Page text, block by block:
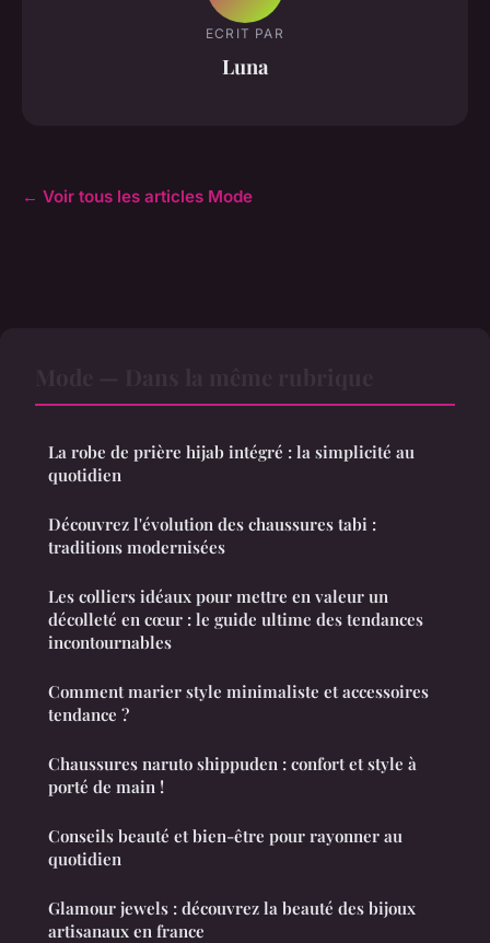
ECRIT PAR
Luna
← Voir tous les articles Mode
La robe de prière hijab intégré : la simplicité au
quotidien
Découvrez l'évolution des chaussures tabi :
traditions modernisées
Les colliers idéaux pour mettre en valeur un
décolleté en cœur : le guide ultime des tendances
incontournables
Comment marier style minimaliste et accessoires
tendance ?
Chaussures naruto shippuden : confort et style à
porté de main !
Conseils beauté et bien-être pour rayonner au
quotidien
Glamour jewels : découvrez la beauté des bijoux
artisanaux en france